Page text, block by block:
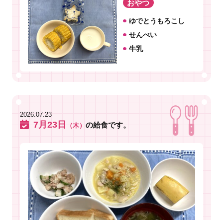
おやつ
ゆでとうもろこし
せんべい
牛乳
2026.07.23
7月23日 （木） の給食です。